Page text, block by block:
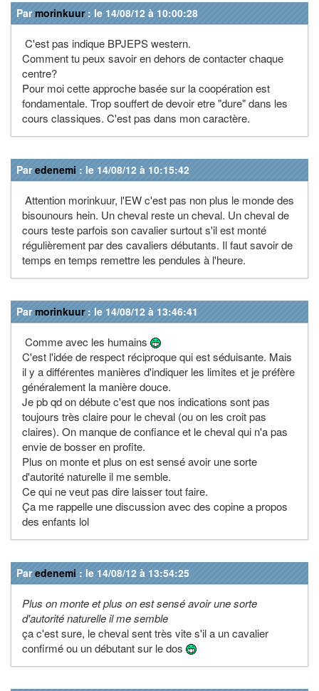
Parmorinkuur: le 14/08/12 à 10:00:28
C'est pas indique BPJEPS western.
Comment tu peux savoir en dehors de contacter chaque
centre?
Pour moi cette approche basée sur la coopération est
fondamentale. Trop souffert de devoir etre "dure" dans les
cours classiques. C'est pas dans mon caractère.
Paredenemi : le 14/08/12 à 10:15:42
Attention morinkuur, l'EW c'est pas non plus le monde des
bisounours hein. Un cheval reste un cheval. Un cheval de
cours teste parfois son cavalier surtout s'il est monté
régulièrement par des cavaliers débutants. Il faut savoir de
temps en temps remettre les pendules à l'heure.
Parmorinkuur: le 14/08/12 à 13:46:41
Comme avec les humains
C'est l'idée de respect réciproque qui est séduisante. Mais
il y a différentes manières d'indiquer les limites et je préfère
généralement la manière douce.
Je pb qd on débute c'est que nos indications sont pas
toujours très claire pour le cheval (ou on les croit pas
claires). On manque de confiance et le cheval qui n'a pas
envie de bosser en profite.
Plus on monte et plus on est sensé avoir une sorte
d'autorité naturelle il me semble.
Ce qui ne veut pas dire laisser tout faire.
Ça me rappelle une discussion avec des copine a propos
des enfants lol
Paredenemi : le 14/08/12 à 13:54:25
Plus on monte et plus on est sensé avoir une sorte
d'autorité naturelle il me semble
ça c'est sure, le cheval sent très vite s'il a un cavalier
confirmé ou un débutant sur le dos